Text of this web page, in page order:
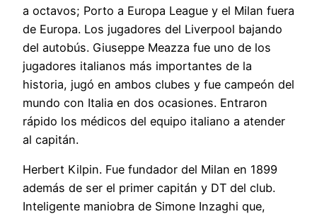
a octavos; Porto a Europa League y el Milan fuera
de Europa. Los jugadores del Liverpool bajando
del autobús. Giuseppe Meazza fue uno de los
jugadores italianos más importantes de la
historia, jugó en ambos clubes y fue campeón del
mundo con Italia en dos ocasiones. Entraron
rápido los médicos del equipo italiano a atender
al capitán.
Herbert Kilpin. Fue fundador del Milan en 1899
además de ser el primer capitán y DT del club.
Inteligente maniobra de Simone Inzaghi que,